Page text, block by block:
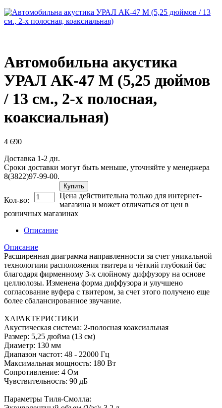
Автомобильна акустика
УРАЛ АК-47 М (5,25 дюймов
/ 13 см., 2-х полосная,
коаксиальная)
4 690
Доставка 1-2 дн.
Сроки доставки могут быть меньше, уточняйте у менеджера
8(3822)97-99-00.
Кол-во:
Купить
Цена действительна только для интернет-
магазина и может отличаться от цен в
розничных магазинах
Описание
Описание
Расширенная диаграмма направленности за счет уникальной
технологиии расположения твитера и чёткий глубокий бас
благодаря фирменному 3-х слойному диффузору на основе
целлюлозы. Изменена форма диффузора и улучшено
согласование вуфера с твитером, за счет этого получено еще
более сбалансированное звучание.
ХАРАКТЕРИСТИКИ
Акустическая система: 2-полосная коаксиальная
Размер: 5,25 дюйма (13 см)
Диаметр: 130 мм
Диапазон частот: 48 - 22000 Гц
Максимальная мощность: 180 Вт
Сопротивление: 4 Ом
Чувствительность: 90 дБ
Параметры Тиля-Смолла: